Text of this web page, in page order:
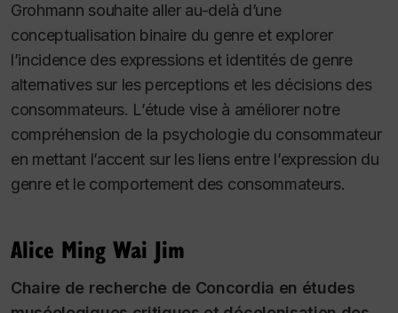
Grohmann souhaite aller au-delà d’une
conceptualisation binaire du genre et explorer
l’incidence des expressions et identités de genre
alternatives sur les perceptions et les décisions des
consommateurs. L’étude vise à améliorer notre
compréhension de la psychologie du consommateur
en mettant l’accent sur les liens entre l’expression du
genre et le comportement des consommateurs.
Alice Ming Wai Jim
Chaire de recherche de Concordia en études